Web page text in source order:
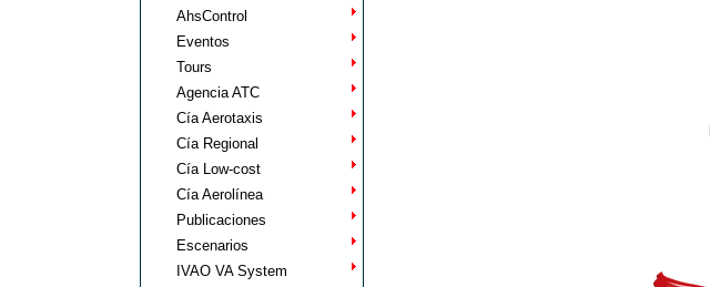
AhsControl
Eventos
Tours
Agencia ATC
Cía Aerotaxis
Cía Regional
Cía Low-cost
Cía Aerolínea
Publicaciones
Escenarios
IVAO VA System